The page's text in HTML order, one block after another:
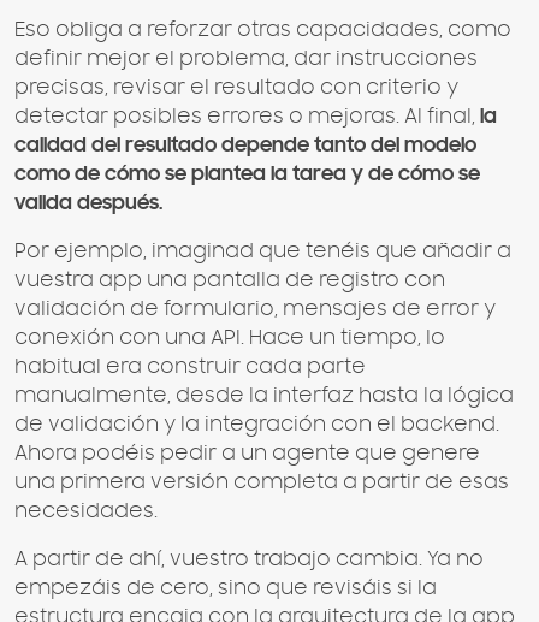
Eso obliga a reforzar otras capacidades, como
definir mejor el problema, dar instrucciones
precisas, revisar el resultado con criterio y
detectar posibles errores o mejoras. Al final, la
calidad del resultado depende tanto del modelo
como de cómo se plantea la tarea y de cómo se
valida después.
Por ejemplo, imaginad que tenéis que añadir a
vuestra app una pantalla de registro con
validación de formulario, mensajes de error y
conexión con una API. Hace un tiempo, lo
habitual era construir cada parte
manualmente, desde la interfaz hasta la lógica
de validación y la integración con el backend.
Ahora podéis pedir a un agente que genere
una primera versión completa a partir de esas
necesidades.
A partir de ahí, vuestro trabajo cambia. Ya no
empezáis de cero, sino que revisáis si la
estructura encaja con la arquitectura de la app,